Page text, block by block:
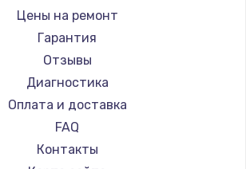
Ремонт ноутбуков iru
ноутбуков Machenike
Ремонт ноутбуков DEXP
ноутбуков Teclast
Ремонт ноутбуков CHUWI
ноутбуков Colorful
Gigabyte
Aorus
Maibenben
Getac
Epson
Philips
LG
Цены на ремонт
Гарантия
Отзывы
Диагностика
Оплата и доставка
FAQ
Контакты